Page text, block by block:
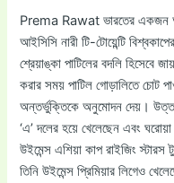
Prema Rawat ভারতের একজন
আইসিসি নারী টি-টোয়েন্টি
শ্রেয়াঙ্কা পাটিলের বদলি হিসেবে
করার সময় পাটিল গোড়ালিতে চোট
অন্তর্ভুক্তিকে অনুমোদন দেয়।
‘এ’ দলের হয়ে খেলেছেন এবং
উইমেন্স এশিয়া কাপ রাইজিং স্টারস
তিনি উইমেন্স প্রিমিয়ার লিগেও